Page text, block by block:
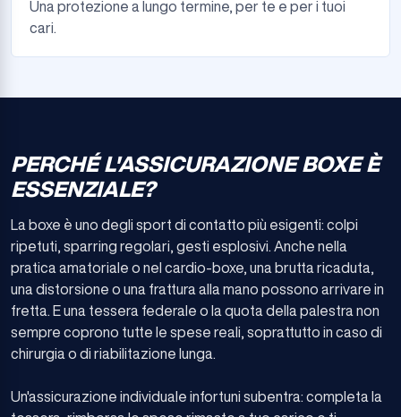
Una protezione a lungo termine, per te e per i tuoi
cari.
PERCHÉ L'ASSICURAZIONE BOXE È
ESSENZIALE?
La boxe è uno degli sport di contatto più esigenti: colpi
ripetuti, sparring regolari, gesti esplosivi. Anche nella
pratica amatoriale o nel cardio-boxe, una brutta ricaduta,
una distorsione o una frattura alla mano possono arrivare in
fretta. E una tessera federale o la quota della palestra non
sempre coprono tutte le spese reali, soprattutto in caso di
chirurgia o di riabilitazione lunga.
Un'assicurazione individuale infortuni subentra: completa la